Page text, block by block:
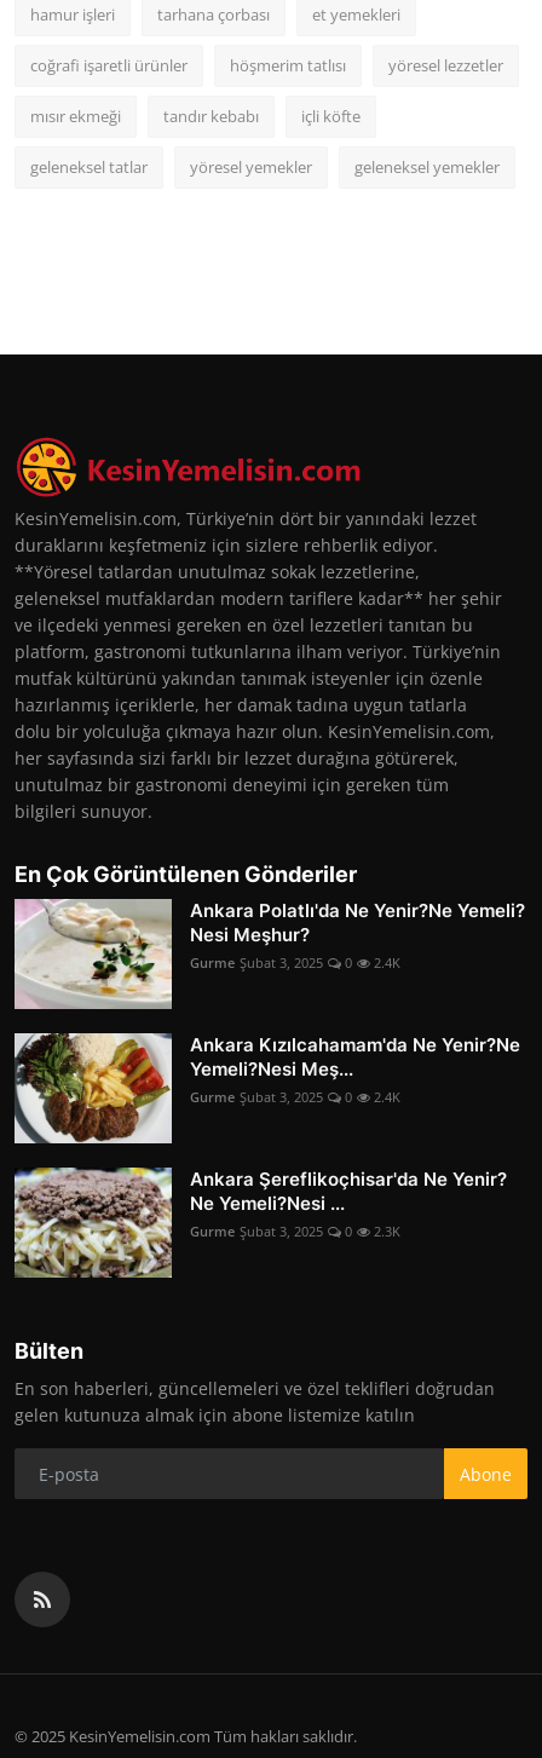
hamur işleri tarhana çorbası et yemekleri
coğrafi işaretli ürünler höşmerim tatlısı yöresel lezzetler
mısır ekmeği tandır kebabı içli köfte
geleneksel tatlar yöresel yemekler geleneksel yemekler
KesinYemelisin.com, Türkiye’nin dört bir yanındaki lezzet
duraklarını keşfetmeniz için sizlere rehberlik ediyor.
**Yöresel tatlardan unutulmaz sokak lezzetlerine,
geleneksel mutfaklardan modern tariflere kadar** her şehir
ve ilçedeki yenmesi gereken en özel lezzetleri tanıtan bu
platform, gastronomi tutkunlarına ilham veriyor. Türkiye’nin
mutfak kültürünü yakından tanımak isteyenler için özenle
hazırlanmış içeriklerle, her damak tadına uygun tatlarla
dolu bir yolculuğa çıkmaya hazır olun. KesinYemelisin.com,
her sayfasında sizi farklı bir lezzet durağına götürerek,
unutulmaz bir gastronomi deneyimi için gereken tüm
bilgileri sunuyor.
En Çok Görüntülenen Gönderiler
Ankara Polatlı'da Ne Yenir?Ne Yemeli?
Nesi Meşhur?
Gurme Şubat 3, 2025 0 2.4K
Ankara Kızılcahamam'da Ne Yenir?Ne
Yemeli?Nesi Meş...
Gurme Şubat 3, 2025 0 2.4K
Ankara Şereflikoçhisar'da Ne Yenir?
Ne Yemeli?Nesi ...
Gurme Şubat 3, 2025 0 2.3K
Bülten
En son haberleri, güncellemeleri ve özel teklifleri doğrudan
gelen kutunuza almak için abone listemize katılın
Abone
© 2025 KesinYemelisin.com Tüm hakları saklıdır.